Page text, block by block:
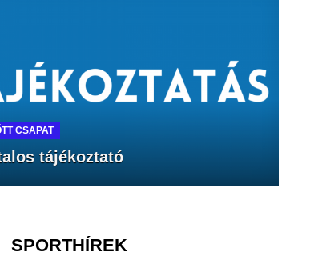
CSAPAT
tájékoztató
SPORTHÍREK